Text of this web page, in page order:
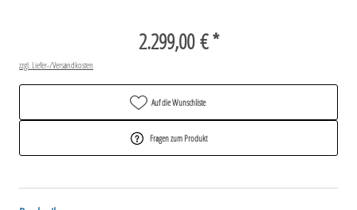
2.299,00 € *
zzgl. Liefer-/Versandkosten
Auf die Wunschliste
Fragen zum Produkt